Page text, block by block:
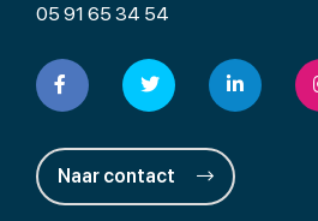
05 91 65 34 54
Naar contact